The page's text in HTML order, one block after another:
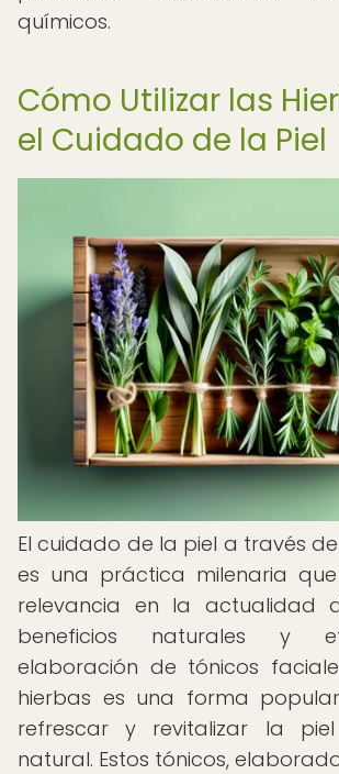
químicos.
Cómo Utilizar las
el Cuidado de la Piel
El cuidado de la piel a través
es una práctica milenaria
relevancia en la actualidad
beneficios naturales y
elaboración de tónicos
hierbas es una forma
refrescar y revitalizar la
natural. Estos tónicos,